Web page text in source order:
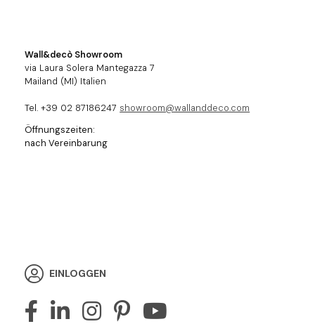
Wall&decò Showroom
via Laura Solera Mantegazza 7
Mailand (MI) Italien
Tel. +39 02 87186247 showroom@wallanddeco.com
Öffnungszeiten:
nach Vereinbarung
EINLOGGEN